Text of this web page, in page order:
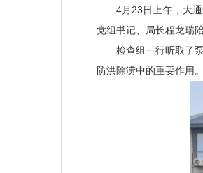
4月23日上午，大
党组书记、局长程龙瑞陪
检查组一行听取了
防洪除涝中的重要作用。